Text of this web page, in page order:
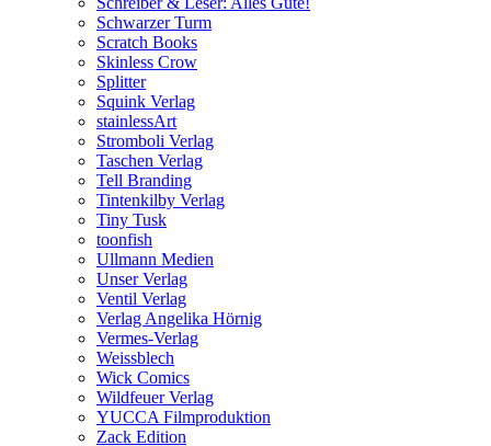
Schwarzer Turm
Scratch Books
Skinless Crow
Splitter
Squink Verlag
stainlessArt
Stromboli Verlag
Taschen Verlag
Tell Branding
Tintenkilby Verlag
Tiny Tusk
toonfish
Ullmann Medien
Unser Verlag
Ventil Verlag
Verlag Angelika Hörnig
Vermes-Verlag
Weissblech
Wick Comics
Wildfeuer Verlag
YUCCA Filmproduktion
Zack Edition